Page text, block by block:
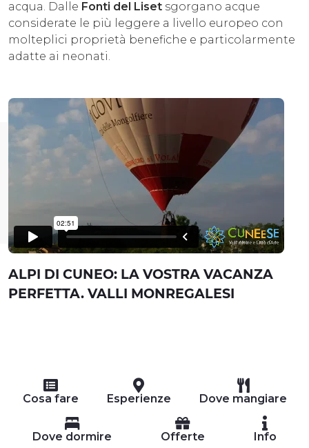
acqua. Dalle Fonti del Liset sgorgano acque
considerate le più leggere a livello europeo con
molteplici proprietà benefiche e particolarmente
adatte ai neonati.
ALPI DI CUNEO: LA VOSTRA VACANZA
PERFETTA. VALLI MONREGALESI
Cosa fare Esperienze Dove mangiare
Dove dormire Offerte Info